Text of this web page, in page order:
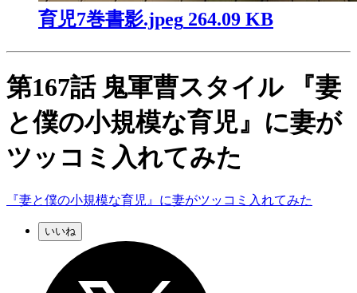
育児7巻書影.jpeg 264.09 KB
第167話 鬼軍曹スタイル 『妻
と僕の小規模な育児』に妻が
ツッコミ入れてみた
『妻と僕の小規模な育児』に妻がツッコミ入れてみた
いいね